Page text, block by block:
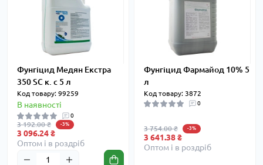
Фунгіцид Медян Екстра
350 SC к. с 5 л
Код товару: 99259
В наявності
0
3 192.00 ₴ -3%
3 096.24 ₴
Оптом і в роздріб
Фунгіцид Фармайод 10% 5
л
Код товару: 3872
0
3 754.00 ₴ -3%
3 641.38 ₴
Оптом і в роздріб